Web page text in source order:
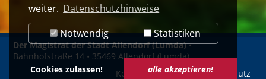
weiter. Datenschutzhinweise
Notwendig
Statistiken
Cookies zulassen! alle akzeptieren!
Der Magistrat der Stadt Allendorf (Lumda)•
Bahnhofstraße 14 • 35469 Allendorf (Lumda)
Kontakt
Impressum Datenschutz